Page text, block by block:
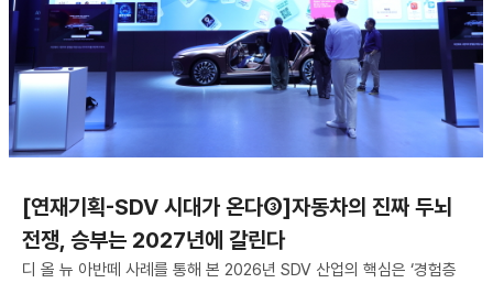
[연재기획-SDV 시대가 온다③]자동차의 진짜 두뇌
전쟁, 승부는 2027년에 갈린다
디 올 뉴 아반떼 사례를 통해 본 2026년 SDV 산업의 핵심은 ‘경험층